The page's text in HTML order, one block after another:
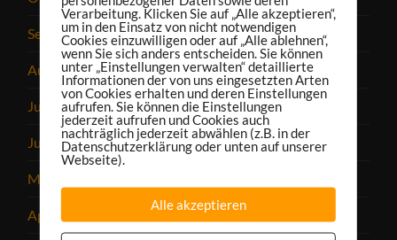
September 2023
August 2023
Juli 2023
Juni 2023
Mai 2023
April 2023
Verarbeitung. Klicken Sie auf „Alle akzeptieren“,
um in den Einsatz von nicht notwendigen
Cookies einzuwilligen oder auf „Alle ablehnen“,
wenn Sie sich anders entscheiden. Sie können
unter „Einstellungen verwalten“ detaillierte
Informationen der von uns eingesetzten Arten
von Cookies erhalten und deren Einstellungen
aufrufen. Sie können die Einstellungen
jederzeit aufrufen und Cookies auch
nachträglich jederzeit abwählen (z.B. in der
Datenschutzerklärung oder unten auf unserer
Webseite).
Alle akzeptieren